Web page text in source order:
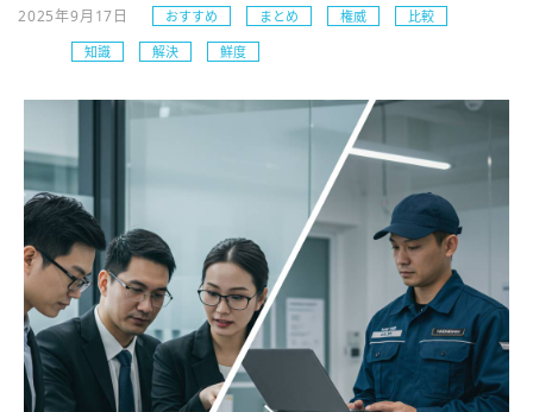
2025年9月17日 おすすめ まとめ 権威
比較
知識
解決 鮮度